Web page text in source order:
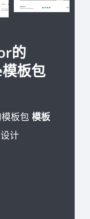
的
板包
板包 模板
计